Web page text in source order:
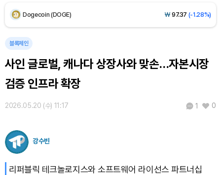
Bitcoin (BTC) 91,383,280(+0.32%)
블록체인
사인 글로벌, 캐나다 상장사와 맞손…자본시장
검증 인프라 확장
2026.05.20 (수) 11:17 1 0
강수빈
리퍼블릭 테크놀로지스와 소프트웨어 라이선스 파트너십